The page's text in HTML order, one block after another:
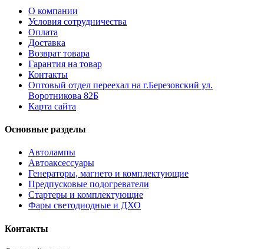
О компании
Условия сотрудничества
Оплата
Доставка
Возврат товара
Гарантия на товар
Контакты
Оптовый отдел переехал на г.Березовский ул.
Воротникова 82Б
Карта сайта
Основные разделы
Автолампы
Автоаксессуары
Генераторы, магнето и комплектующие
Предпусковые подогреватели
Стартеры и комплектующие
Фары светодиодные и ДХО
Контакты